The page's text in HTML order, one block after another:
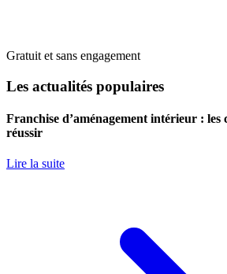
Gratuit et sans engagement
Les actualités populaires
Franchise d’aménagement intérieur : les
réussir
Lire la suite